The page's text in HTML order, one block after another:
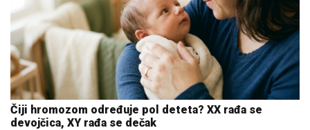
Čiji hromozom određuje pol deteta? XX rađa se
devojčica, XY rađa se dečak